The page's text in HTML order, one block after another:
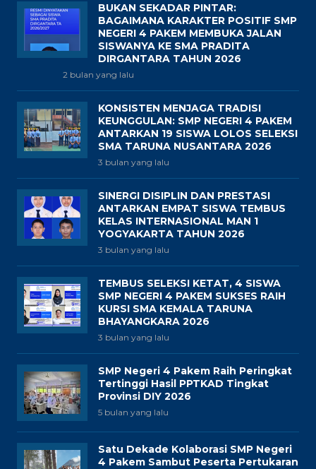
BUKAN SEKADAR PINTAR:
BAGAIMANA KARAKTER POSITIF SMP
NEGERI 4 PAKEM MEMBUKA JALAN
SISWANYA KE SMA PRADITA
DIRGANTARA TAHUN 2026
2 bulan yang lalu
KONSISTEN MENJAGA TRADISI
KEUNGGULAN: SMP NEGERI 4 PAKEM
ANTARKAN 19 SISWA LOLOS SELEKSI
SMA TARUNA NUSANTARA 2026
3 bulan yang lalu
SINERGI DISIPLIN DAN PRESTASI
ANTARKAN EMPAT SISWA TEMBUS
KELAS INTERNASIONAL MAN 1
YOGYAKARTA TAHUN 2026
3 bulan yang lalu
TEMBUS SELEKSI KETAT, 4 SISWA
SMP NEGERI 4 PAKEM SUKSES RAIH
KURSI SMA KEMALA TARUNA
BHAYANGKARA 2026
3 bulan yang lalu
SMP Negeri 4 Pakem Raih Peringkat
Tertinggi Hasil PPTKAD Tingkat
Provinsi DIY 2026
5 bulan yang lalu
Satu Dekade Kolaborasi SMP Negeri
4 Pakem Sambut Peserta Pertukaran